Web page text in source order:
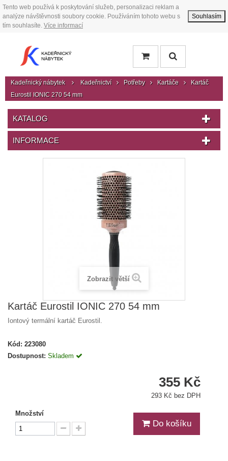
Tento web používá k poskytování služeb, personalizaci reklam a
analýze návštěvnosti soubory cookie. Používáním tohoto webu s
tím souhlasíte. Více informací
Souhlasím
Kadeřnický nábytek Kadeřnictví Potřeby Kartáče
Kartáč
Eurostil IONIC 270 54 mm
KATALOG
INFORMACE
Zobrazit větší
Kartáč Eurostil IONIC 270 54 mm
Iontový termální kartáč Eurostil.
Kód: 223080
Dostupnost: Skladem
355 Kč
293 Kč bez DPH
Množství
Do košíku